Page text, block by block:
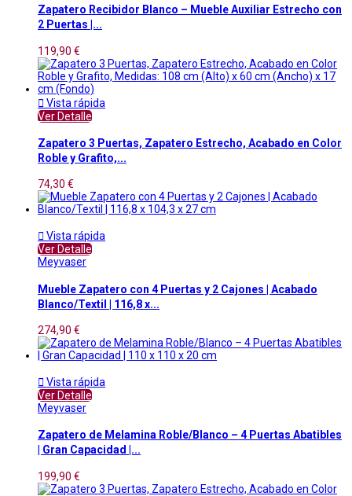
Zapatero Recibidor Blanco – Mueble Auxiliar Estrecho con
2 Puertas |...
119,90 €
 Vista rápida
Ver Detalle
Zapatero 3 Puertas, Zapatero Estrecho, Acabado en Color
Roble y Grafito,...
74,30 €
 Vista rápida
Ver Detalle
Meyvaser
Mueble Zapatero con 4 Puertas y 2 Cajones | Acabado
Blanco/Textil | 116,8 x...
274,90 €
 Vista rápida
Ver Detalle
Meyvaser
Zapatero de Melamina Roble/Blanco – 4 Puertas Abatibles
| Gran Capacidad |...
199,90 €